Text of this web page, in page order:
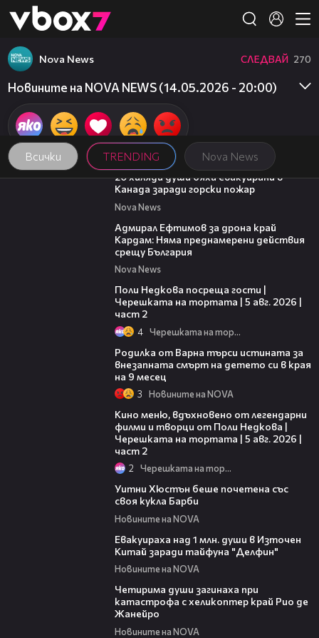
👾
Всички TRENDING Nova News
Nova News СЛЕДВАЙ 270
Новините на NOVA NEWS (14.05.2026 - 20:00)
00:39
20 хиляди души бяха евакуирани в
Канада заради горски пожар
Nova News
Адмирал Ефтимов за дрона край
Кардам: Няма преднамерени действия
срещу България
Nova News
Поли Недкова посреща гости |
Черешката на тортата | 5 авг. 2026 |
част 2
4 Черешката на тортата
Родилка от Варна търси истината за
внезапната смърт на детето си в края
на 9 месец
3 Новините на NOVA
Кино меню, вдъхновено от легендарни
филми и творци от Поли Недкова |
Черешката на тортата | 5 авг. 2026 |
част 2
2 Черешката на тортата
Уитни Хюстън беше почетена със
своя кукла Барби
Новините на NOVA
Евакуираха над 1 млн. души в Източен
Китай заради тайфуна "Делфин"
Новините на NOVA
Четирима души загинаха при
катастрофа с хеликоптер край Рио де
Жанейро
Новините на NOVA